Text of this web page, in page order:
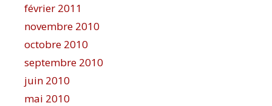
février 2011
novembre 2010
octobre 2010
septembre 2010
juin 2010
mai 2010